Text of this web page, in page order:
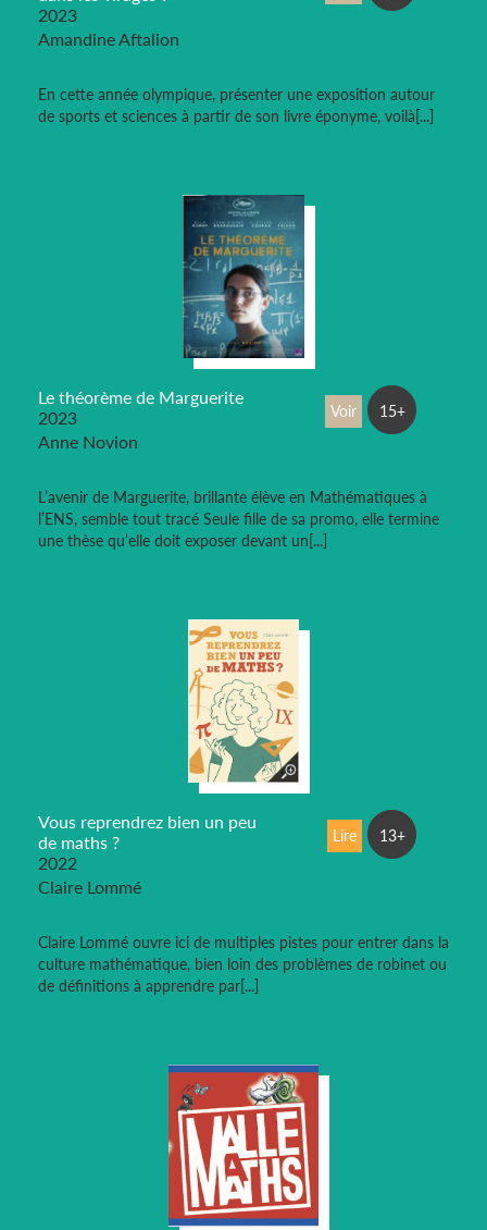
2023
Amandine Aftalion
En cette année olympique, présenter une exposition autour
de sports et sciences à partir de son livre éponyme, voilà[...]
Le théorème de Marguerite
2023
Anne Novion
L’avenir de Marguerite, brillante élève en Mathématiques à
l’ENS, semble tout tracé Seule fille de sa promo, elle termine
une thèse qu’elle doit exposer devant un[...]
Voir 15+
Vous reprendrez bien un peu
de maths ?
2022
Claire Lommé
Claire Lommé ouvre ici de multiples pistes pour entrer dans la
culture mathématique, bien loin des problèmes de robinet ou
de définitions à apprendre par[...]
Lire 13+